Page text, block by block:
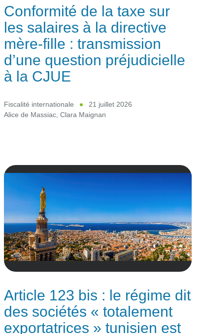
Conformité de la taxe sur
les salaires à la directive
mère-fille : transmission
d’une question préjudicielle
à la CJUE
Fiscalité internationale
21 juillet 2026
Alice de Massiac, Clara Maignan
Article 123 bis : le régime dit
des sociétés « totalement
exportatrices » tunisien est